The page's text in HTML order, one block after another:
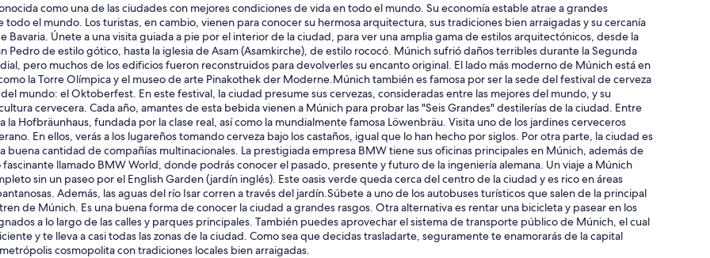
de la ciudad con una catedral destacada que presenta dos torres gemelas y un campanario alto.
como una de las ciudades con mejores condiciones de vida en todo el mundo. Su economía estable atrae a grandes
todo el mundo. Los turistas, en cambio, vienen para conocer su hermosa arquitectura, sus tradiciones bien arraigadas y su cercanía
Bavaria. Únete a una visita guiada a pie por el interior de la ciudad, para ver una amplia gama de estilos arquitectónicos, desde la
Pedro de estilo gótico, hasta la iglesia de Asam (Asamkirche), de estilo rococó. Múnich sufrió daños terribles durante la Segunda
pero muchos de los edificios fueron reconstruidos para devolverles su encanto original. El lado más moderno de Múnich está en
la Torre Olímpica y el museo de arte Pinakothek der Moderne.Múnich también es famosa por ser la sede del festival de cerveza
mundo: el Oktoberfest. En este festival, la ciudad presume sus cervezas, consideradas entre las mejores del mundo, y su
cervecera. Cada año, amantes de esta bebida vienen a Múnich para probar las "Seis Grandes" destilerías de la ciudad. Entre
la Hofbräunhaus, fundada por la clase real, así como la mundialmente famosa Löwenbräu. Visita uno de los jardines cerveceros
En ellos, verás a los lugareños tomando cerveza bajo los castaños, igual que lo han hecho por siglos. Por otra parte, la ciudad es
buena cantidad de compañías multinacionales. La prestigiada empresa BMW tiene sus oficinas principales en Múnich, además de
llamado BMW World, donde podrás conocer el pasado, presente y futuro de la ingeniería alemana. Un viaje a Múnich
sin un paseo por el English Garden (jardín inglés). Este oasis verde queda cerca del centro de la ciudad y es rico en áreas
Además, las aguas del río Isar corren a través del jardín.Súbete a uno de los autobuses turísticos que salen de la principal
de Múnich. Es una buena forma de conocer la ciudad a grandes rasgos. Otra alternativa es rentar una bicicleta y pasear en los
a lo largo de las calles y parques principales. También puedes aprovechar el sistema de transporte público de Múnich, el cual
y te lleva a casi todas las zonas de la ciudad. Como sea que decidas trasladarte, seguramente te enamorarás de la capital
cosmopolita con tradiciones locales bien arraigadas.